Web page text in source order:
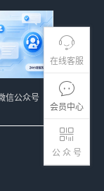
在线客服
会员中心
公 众 号
信公众号